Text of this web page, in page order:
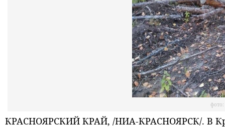
КРАСНОЯРСКИЙ КРАЙ, /НИА-КРАСНОЯРСК/. В